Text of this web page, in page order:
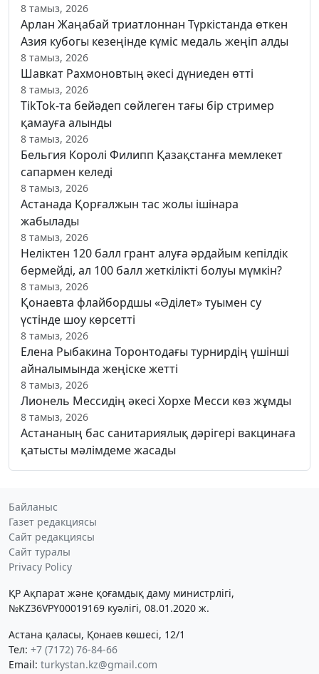
8 тамыз, 2026
Арлан Жаңабай триатлоннан Түркістанда өткен
Азия кубогы кезеңінде күміс медаль жеңіп алды
8 тамыз, 2026
Шавкат Рахмоновтың әкесі дүниеден өтті
8 тамыз, 2026
TikTok-та бейәдеп сөйлеген тағы бір стример
қамауға алынды
8 тамыз, 2026
Бельгия Королі Филипп Қазақстанға мемлекет
сапармен келеді
8 тамыз, 2026
Астанада Қорғалжын тас жолы ішінара
жабылады
8 тамыз, 2026
Неліктен 120 балл грант алуға әрдайым кепілдік
бермейді, ал 100 балл жеткілікті болуы мүмкін?
8 тамыз, 2026
Қонаевта флайбордшы «Әділет» туымен су
үстінде шоу көрсетті
8 тамыз, 2026
Елена Рыбакина Торонтодағы турнирдің үшінші
айналымында жеңіске жетті
8 тамыз, 2026
Лионель Мессидің әкесі Хорхе Месси көз жұмды
8 тамыз, 2026
Астананың бас санитариялық дәрігері вакцинаға
қатысты мәлімдеме жасады
Байланыс
Газет редакциясы
Сайт редакциясы
Сайт туралы
Privacy Policy
ҚР Ақпарат және қоғамдық даму министрлігі,
№KZ36VPY00019169 куәлігі, 08.01.2020 ж.
Астана қаласы, Қонаев көшесі, 12/1
Тел: +7 (7172) 76-84-66
Email: turkystan.kz@gmail.com